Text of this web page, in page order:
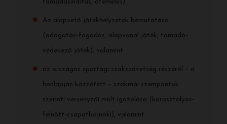
támadásindítás, átemelés).
Az alapvető játékhelyzetek bemutatása
(adogatás-fogadás, alapvonal játék, támadó-
védekező játék), valamint
az országos sportági szakszövetség részéről – a
honlapján közzétett – szakmai szempontok
szerinti versenyzői múlt igazolása (korosztályos-
felnőtt-csapatbajnoki), valamint